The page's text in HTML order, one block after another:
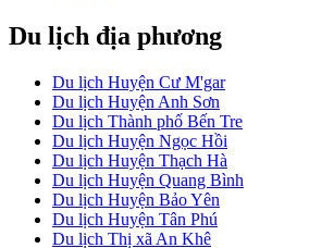
Du lịch địa phương
Du lịch Huyện Cư M'gar
Du lịch Huyện Anh Sơn
Du lịch Thành phố Bến Tre
Du lịch Huyện Ngọc Hồi
Du lịch Huyện Thạch Hà
Du lịch Huyện Quang Bình
Du lịch Huyện Bảo Yên
Du lịch Huyện Tân Phú
Du lịch Thị xã An Khê